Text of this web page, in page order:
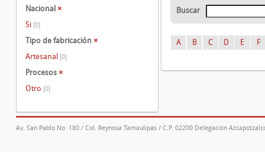
Buscar
A B C D E F
Nacional ×
Si [0]
Tipo de fabricación ×
Artesanal [0]
Procesos ×
Otro [0]
Av. San Pablo No. 180 / Col. Reynosa Tamaulipas / C.P. 02200 Delegación